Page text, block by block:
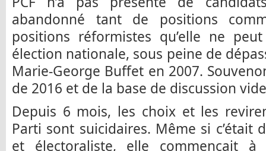
abandonné tant de positions
positions réformistes qu’elle ne
élection nationale, sous peine de
Marie-George Buffet en 2007.
de 2016 et de la base de discussion
Depuis 6 mois, les choix et les
Parti sont suicidaires. Même si c’était
et électoraliste, elle commençait